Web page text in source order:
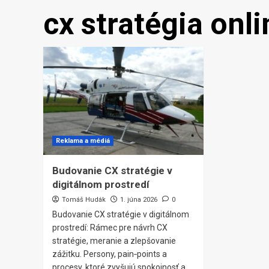
cx stratégia
Reklama a médiá
Budovanie CX stratégie v
digitálnom prostredí
Tomáš Hudák 1. júna 2026 0
Budovanie CX stratégie v digitálnom
prostredí: Rámec pre návrh CX
stratégie, meranie a zlepšovanie
zážitku. Persony, pain‑points a